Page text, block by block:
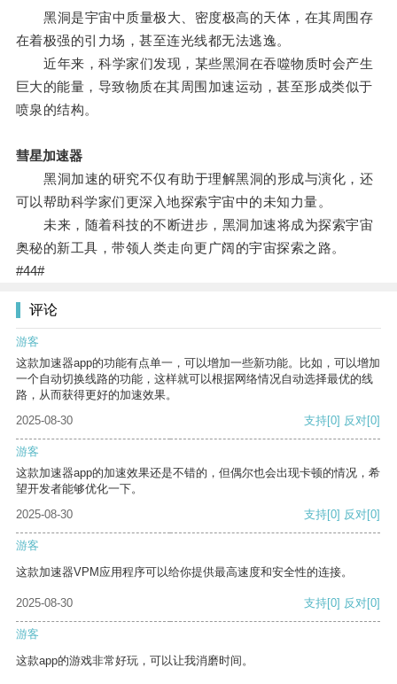
黑洞是宇宙中质量极大、密度极高的天体，在其周围存
在着极强的引力场，甚至连光线都无法逃逸。
近年来，科学家们发现，某些黑洞在吞噬物质时会产生
巨大的能量，导致物质在其周围加速运动，甚至形成类似于
喷泉的结构。
彗星加速器
黑洞加速的研究不仅有助于理解黑洞的形成与演化，还
可以帮助科学家们更深入地探索宇宙中的未知力量。
未来，随着科技的不断进步，黑洞加速将成为探索宇宙
奥秘的新工具，带领人类走向更广阔的宇宙探索之路。
#44#
评论
游客
这款加速器app的功能有点单一，可以增加一些新功能。比如，可以增加
一个自动切换线路的功能，这样就可以根据网络情况自动选择最优的线
路，从而获得更好的加速效果。
2025-08-30
支持[0] 反对[0]
游客
这款加速器app的加速效果还是不错的，但偶尔也会出现卡顿的情况，希
望开发者能够优化一下。
2025-08-30
支持[0] 反对[0]
游客
这款加速器VPM应用程序可以给你提供最高速度和安全性的连接。
2025-08-30 支持[0] 反对[0]
游客
这款app的游戏非常好玩，可以让我消磨时间。